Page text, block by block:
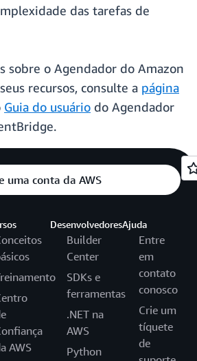
das tarefas de
sobre o Agendador do Amazon
recursos, consulte a página
Guia do usuário do Agendador
uma conta da AWS
AWS
Desenvolvedores
Builder
Center
SDKs e
ferramentas
.NET na
AWS
Python
Ajuda
Entre
em
contato
conosco
Crie um
tíquete
de